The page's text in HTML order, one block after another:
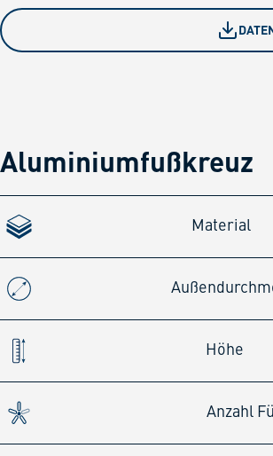
Aluminiumfußkreuz
Material
Höhe
Anzahl